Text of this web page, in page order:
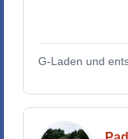
G-Laden und